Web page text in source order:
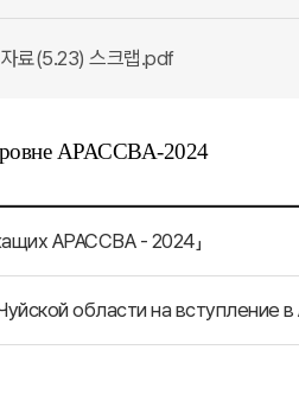
료(5.23) 스크랩.pdf
АРАССВА-2024
АРАССВА - 2024」